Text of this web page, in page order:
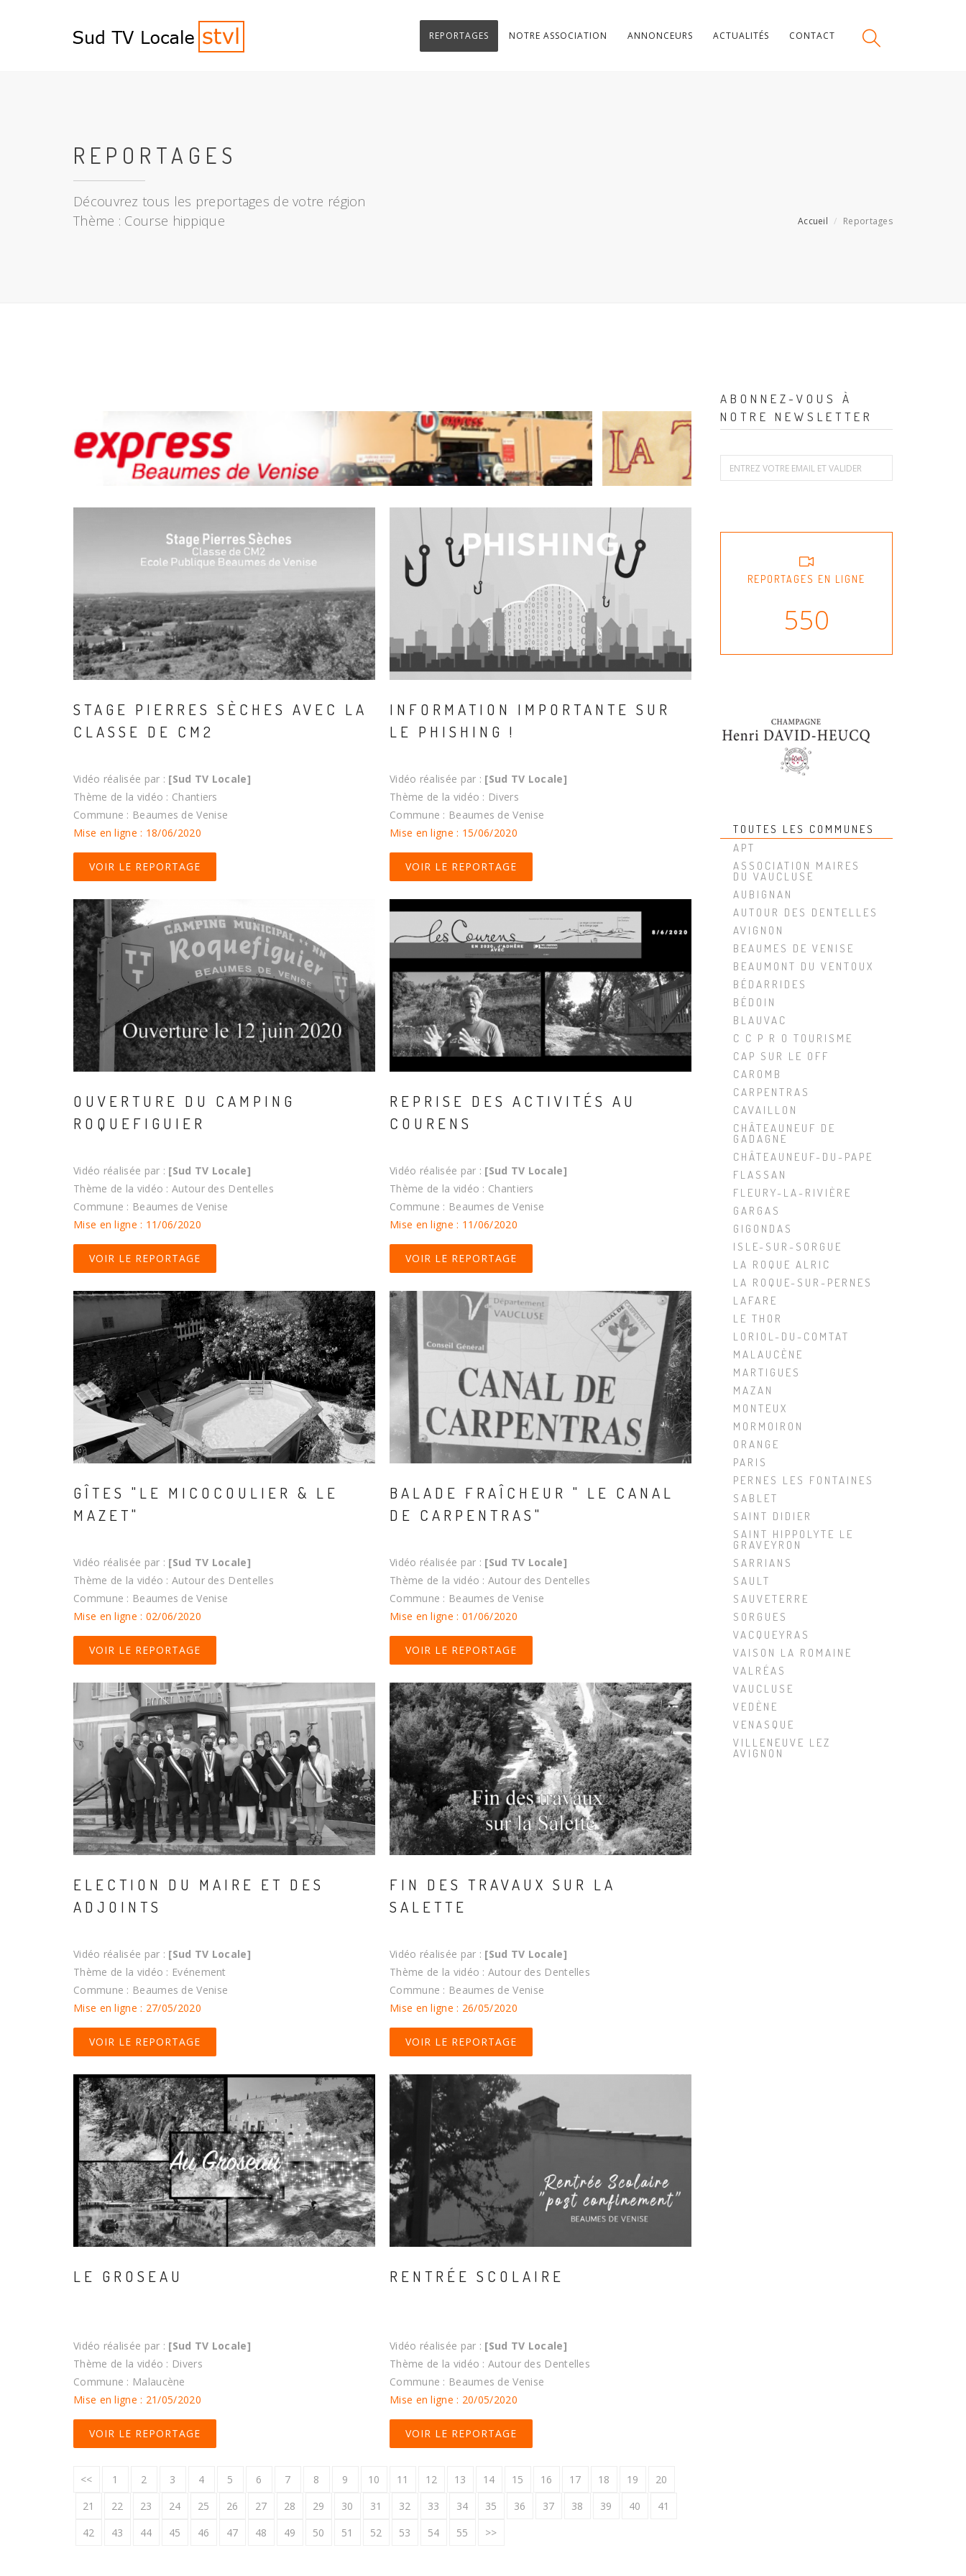
REPORTAGES NOTRE ASSOCIATION ANNONCEURS ACTUALITÉS CONTACT
REPORTAGES
Découvrez tous les preportages de votre région
Thème : Course hippique
Accueil Reportages
STAGE PIERRES SÈCHES AVEC LA
CLASSE DE CM2
Vidéo réalisée par : [Sud TV Locale]
Thème de la vidéo : Chantiers
Commune : Beaumes de Venise
Mise en ligne : 18/06/2020
VOIR LE REPORTAGE
INFORMATION IMPORTANTE SUR
LE PHISHING !
Vidéo réalisée par : [Sud TV Locale]
Thème de la vidéo : Divers
Commune : Beaumes de Venise
Mise en ligne : 15/06/2020
VOIR LE REPORTAGE
OUVERTURE DU CAMPING
ROQUEFIGUIER
Vidéo réalisée par : [Sud TV Locale]
Thème de la vidéo : Autour des Dentelles
Commune : Beaumes de Venise
Mise en ligne : 11/06/2020
VOIR LE REPORTAGE
REPRISE DES ACTIVITÉS AU
COURENS
Vidéo réalisée par : [Sud TV Locale]
Thème de la vidéo : Chantiers
Commune : Beaumes de Venise
Mise en ligne : 11/06/2020
VOIR LE REPORTAGE
GÎTES "LE MICOCOULIER & LE
MAZET"
Vidéo réalisée par : [Sud TV Locale]
Thème de la vidéo : Autour des Dentelles
Commune : Beaumes de Venise
Mise en ligne : 02/06/2020
VOIR LE REPORTAGE
BALADE FRAÎCHEUR " LE CANAL
DE CARPENTRAS"
Vidéo réalisée par : [Sud TV Locale]
Thème de la vidéo : Autour des Dentelles
Commune : Beaumes de Venise
Mise en ligne : 01/06/2020
VOIR LE REPORTAGE
ELECTION DU MAIRE ET DES
ADJOINTS
Vidéo réalisée par : [Sud TV Locale]
Thème de la vidéo : Evénement
Commune : Beaumes de Venise
Mise en ligne : 27/05/2020
VOIR LE REPORTAGE
FIN DES TRAVAUX SUR LA
SALETTE
Vidéo réalisée par : [Sud TV Locale]
Thème de la vidéo : Autour des Dentelles
Commune : Beaumes de Venise
Mise en ligne : 26/05/2020
VOIR LE REPORTAGE
LE GROSEAU
Vidéo réalisée par : [Sud TV Locale]
Thème de la vidéo : Divers
Commune : Malaucène
Mise en ligne : 21/05/2020
VOIR LE REPORTAGE
RENTRÉE SCOLAIRE
Vidéo réalisée par : [Sud TV Locale]
Thème de la vidéo : Autour des Dentelles
Commune : Beaumes de Venise
Mise en ligne : 20/05/2020
VOIR LE REPORTAGE
<< 1 2 3 4 5 6 7 8 9 10 11 12 13 14 15 16 17 18 19
20
21
22 23 24 25 26 27 28 29 30 31 32 33 34 35 36 37 38 39 40
41
42
43 44 45 46 47 48 49 50 51 52 53 54 55 >>
ABONNEZ-VOUS À
NOTRE NEWSLETTER
REPORTAGES EN LIGNE
550
TOUTES LES COMMUNES
APT
ASSOCIATION MAIRES
DU VAUCLUSE
AUBIGNAN
AUTOUR DES DENTELLES
AVIGNON
BEAUMES DE VENISE
BEAUMONT DU VENTOUX
BÉDARRIDES
BÉDOIN
BLAUVAC
C C P R O TOURISME
CAP SUR LE OFF
CAROMB
CARPENTRAS
CAVAILLON
CHÂTEAUNEUF DE
GADAGNE
CHÂTEAUNEUF-DU-PAPE
FLASSAN
FLEURY-LA-RIVIÈRE
GARGAS
GIGONDAS
ISLE-SUR-SORGUE
LA ROQUE ALRIC
LA ROQUE-SUR-PERNES
LAFARE
LE THOR
LORIOL-DU-COMTAT
MALAUCÈNE
MARTIGUES
MAZAN
MONTEUX
MORMOIRON
ORANGE
PARIS
PERNES LES FONTAINES
SABLET
SAINT DIDIER
SAINT HIPPOLYTE LE
GRAVEYRON
SARRIANS
SAULT
SAUVETERRE
SORGUES
VACQUEYRAS
VAISON LA ROMAINE
VALRÉAS
VAUCLUSE
VEDÈNE
VENASQUE
VILLENEUVE LEZ
AVIGNON